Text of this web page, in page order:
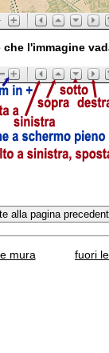
l'immagine
mura fuori